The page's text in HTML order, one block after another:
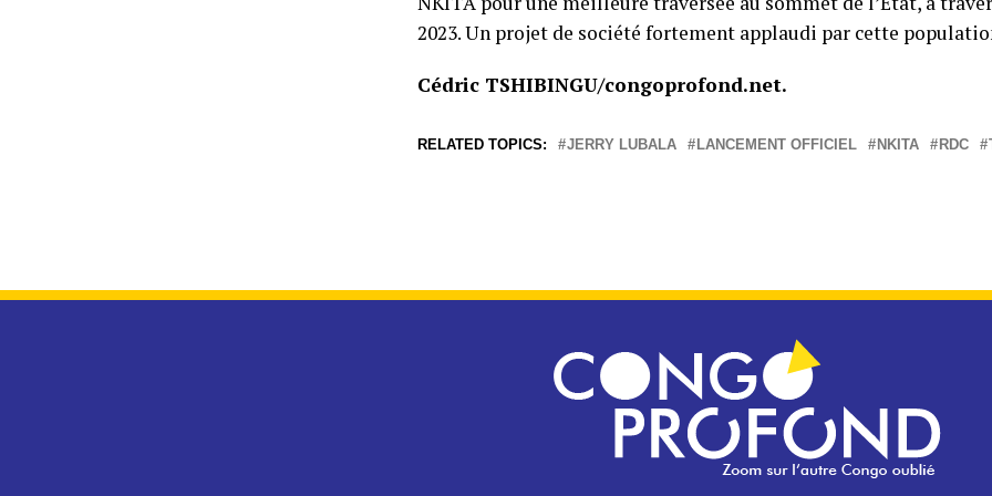
2023. Un projet de société fortement applaudi par cette
Cédric TSHIBINGU/congoprofond.net.
RELATED TOPICS: JERRY LUBALA LANCEMENT OFFICIEL NKITA RDC